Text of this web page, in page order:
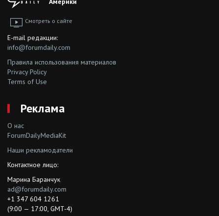
Смотреть о сайте
E-mail редакции:
info@forumdaily.com
Правила использования материалов
Privacy Policy
Terms of Use
Реклама
О нас
ForumDailyMediaKit
Наши рекламодатели
Контактное лицо:
Марина Баранчук
ad@forumdaily.com
+1 347 604 1261
(9:00 — 17:00, GMT-4)